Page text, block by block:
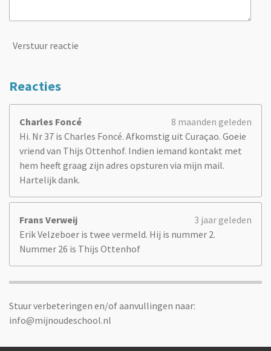
Verstuur reactie
Reacties
Charles Foncé
8 maanden geleden
Hi. Nr 37 is Charles Foncé. Afkomstig uit Curaçao. Goeie
vriend van Thijs Ottenhof. Indien iemand kontakt met
hem heeft graag zijn adres opsturen via mijn mail.
Hartelijk dank.
Frans Verweij
3 jaar geleden
Erik Velzeboer is twee vermeld. Hij is nummer 2.
Nummer 26 is Thijs Ottenhof
Stuur verbeteringen en/of aanvullingen naar:
info@mijnoudeschool.nl